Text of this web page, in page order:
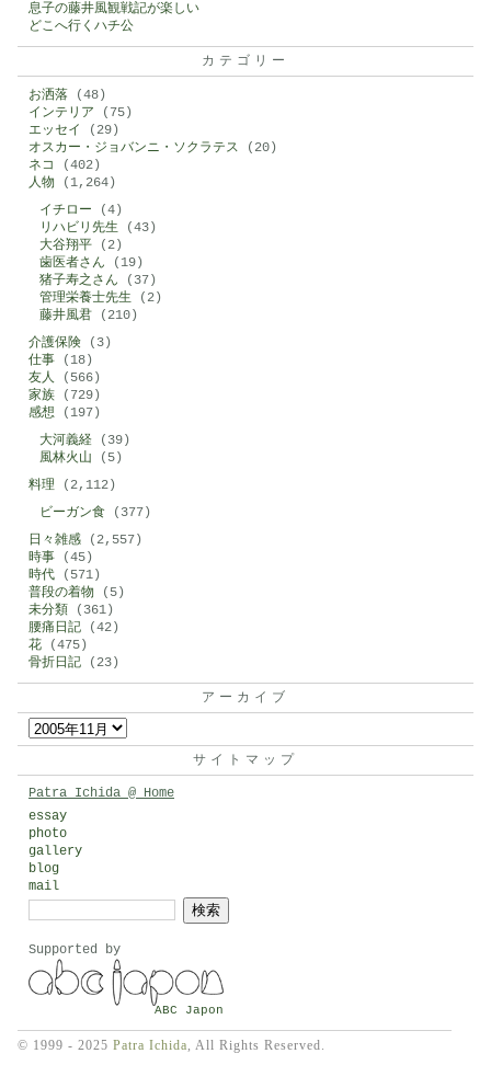
息子の藤井風観戦記が楽しい
どこへ行くハチ公
カテゴリー
お洒落 (48)
インテリア (75)
エッセイ
(29)
オスカー・ジョバンニ・ソクラテス (20)
ネコ
(402)
人物 (1,264)
イチロー (4)
リハビリ先生 (43)
大谷翔平 (2)
歯医者さん (19)
猪子寿之さん (37)
管理栄養士先生 (2)
藤井風君 (210)
介護保険 (3)
仕事 (18)
友人 (566)
家族 (729)
感想 (197)
大河義経 (39)
風林火山 (5)
料理 (2,112)
ビーガン食 (377)
日々雑感 (2,557)
時事 (45)
時代 (571)
普段の着物 (5)
未分類 (361)
腰痛日記 (42)
花 (475)
骨折日記 (23)
アーカイブ
イ
サイトマップ
Patra Ichida @ Home
essay
photo
gallery
blog
mail
Supported by
ABC Japon
© 1999 - 2025 Patra Ichida, All Rights Reserved.